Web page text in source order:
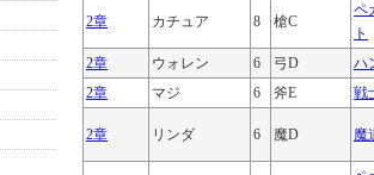
2章 カチュア 8 槍C
ペ
ト
2章
ウォレン 6 弓D
ハ
2章
マジ 6 斧E 戦
2章 リンダ 6 魔D 魔